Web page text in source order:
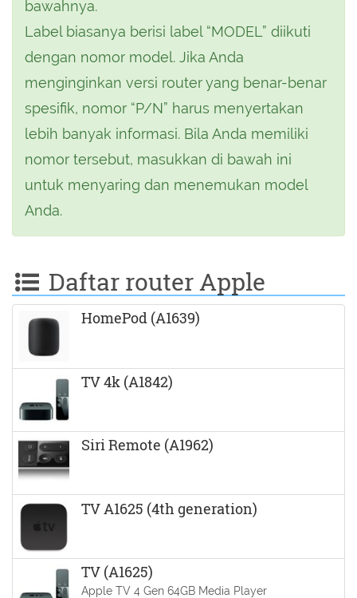
bawahnya.
Label biasanya berisi label “MODEL” diikuti
dengan nomor model. Jika Anda
menginginkan versi router yang benar-benar
spesifik, nomor “P/N” harus menyertakan
lebih banyak informasi. Bila Anda memiliki
nomor tersebut, masukkan di bawah ini
untuk menyaring dan menemukan model
Anda.
Daftar router Apple
HomePod (A1639)
TV 4k (A1842)
Siri Remote (A1962)
TV A1625 (4th generation)
TV (A1625)
Apple TV 4 Gen 64GB Media Player